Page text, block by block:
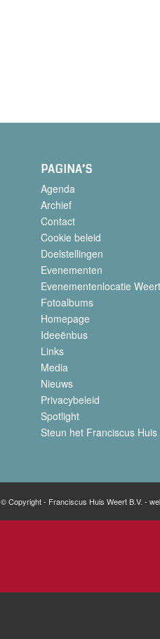
PAGINA’S
Agenda
Archief
Contact
Cookie beleid
Doelstellingen
Evenementen
Evenementenlocatie Weert
Fotoalbums
Homepage
Ideeënbus
Links
Media
Nieuws
Privacybeleid
Spotlight
Steun het Franciscus
© Copyright - Franciscus Huis Weert B.V. -